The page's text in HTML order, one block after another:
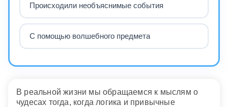
Происходили необъяснимые события
С помощью волшебного предмета
В реальной жизни мы обращаемся к мыслям о
чудесах тогда, когда логика и привычные